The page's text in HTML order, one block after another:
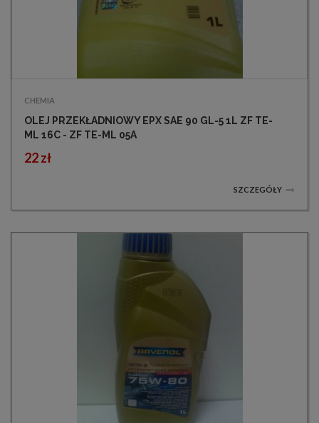
CHEMIA
OLEJ PRZEKŁADNIOWY EPX SAE 90 GL-5 1L ZF TE-
ML 16C - ZF TE-ML 05A
22 zł
SZCZEGÓŁY